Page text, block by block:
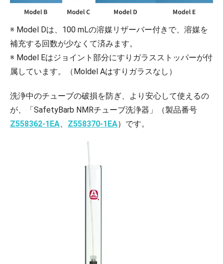
※ Model Dは、100 mLの溶媒リザーバー付きで、溶媒を
補充する回数が少なくて済みます。
※ Model Eはジョイント部分にすりガラスストッパーが付
属しています。（Moldel Aはすりガラスなし）
洗浄中のチューブの破損を防ぎ、より安心して使えるの
が、「SafetyBarb NMRチューブ洗浄器」（製品番号
Z558362-1EA、 Z558370-1EA）です。